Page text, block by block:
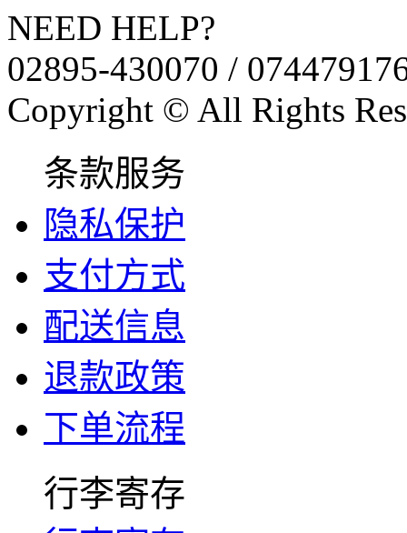
NEED HELP?
02895-430070 /
Copyright © All Rights
条款服务
隐私保护
支付方式
配送信息
退款政策
下单流程
行李寄存